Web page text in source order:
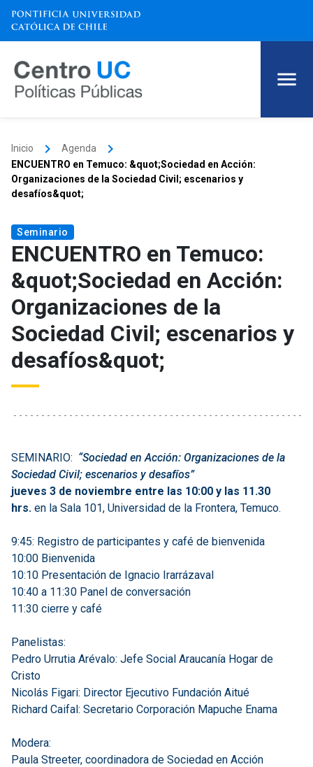
Inicio keyboard_arrow_right Agenda keyboard_arrow_right
ENCUENTRO en Temuco: &quot;Sociedad en Acción:
Organizaciones de la Sociedad Civil; escenarios y
desafíos&quot;
Seminario
ENCUENTRO en Temuco:
&quot;Sociedad en Acción:
Organizaciones de la
Sociedad Civil; escenarios y
desafíos&quot;
SEMINARIO: “Sociedad en Acción: Organizaciones de la
Sociedad Civil; escenarios y desafíos”
jueves 3 de noviembre entre las 10:00 y las 11.30
hrs. en la Sala 101, Universidad de la Frontera, Temuco.
9:45: Registro de participantes y café de bienvenida
10:00 Bienvenida
10:10 Presentación de Ignacio Irarrázaval
10:40 a 11:30 Panel de conversación
11:30 cierre y café
Panelistas:
Pedro Urrutia Arévalo: Jefe Social Araucanía Hogar de
Cristo
Nicolás Figari: Director Ejecutivo Fundación Aitué
Richard Caifal: Secretario Corporación Mapuche Enama
Modera:
Paula Streeter, coordinadora de Sociedad en Acción